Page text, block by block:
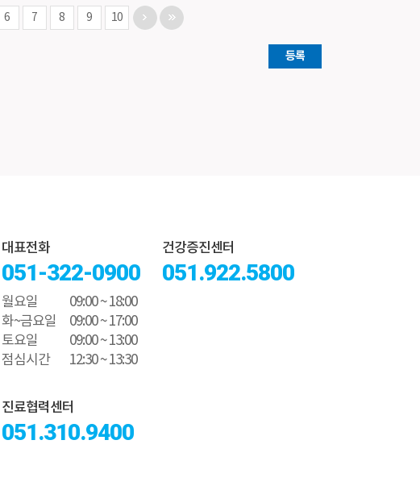
6 7 8 9 10
등록
대표전화
051-322-0900
월요일
09:00 ~ 18:00
화~금요일
09:00 ~ 17:00
토요일
09:00 ~ 13:00
점심시간
12:30 ~ 13:30
건강증진센터
051.922.5800
진료협력센터
051.310.9400